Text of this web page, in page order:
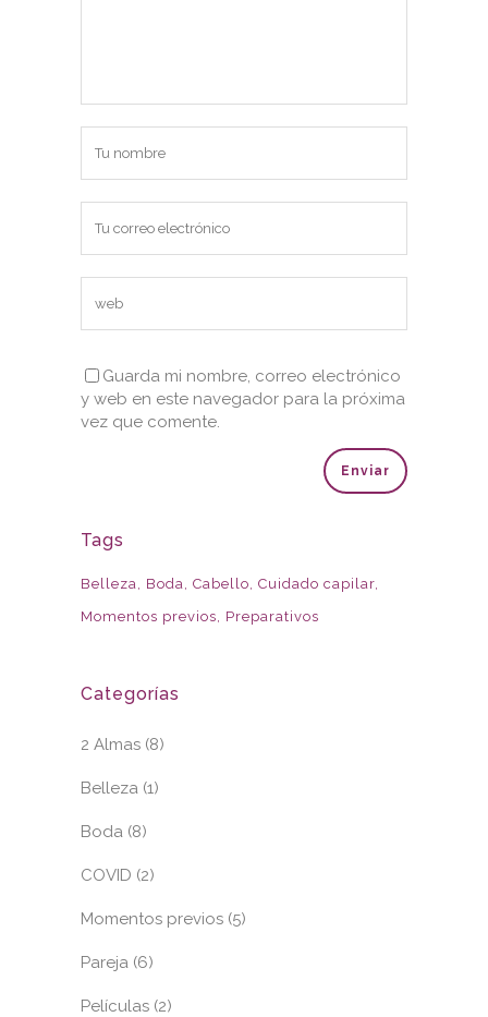
Guarda mi nombre, correo electrónico
y web en este navegador para la próxima
vez que comente.
Tags
Belleza Boda Cabello Cuidado capilar
Momentos previos
Preparativos
Categorías
2 Almas (8)
Belleza (1)
Boda (8)
COVID (2)
Momentos previos (5)
Pareja (6)
Películas (2)